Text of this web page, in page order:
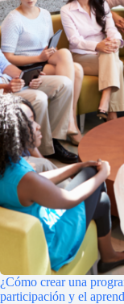
¿Cómo crear una
participación y el